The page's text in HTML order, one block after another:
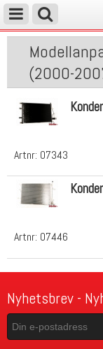
(2000-
Artnr: 07343
Artnr: 07446
Nyhetsbrev -